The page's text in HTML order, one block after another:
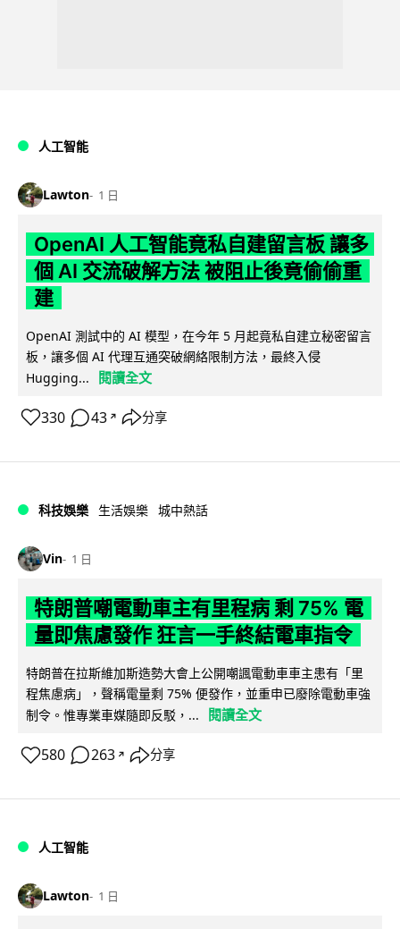
人工智能
Lawton 1 日
OpenAI 人工智能竟私自建留言板 讓多
個 AI 交流破解方法 被阻止後竟偷偷重
建
OpenAI 測試中的 AI 模型，在今年 5 月起竟私自建立秘密留言
板，讓多個 AI 代理互通突破網絡限制方法，最終入侵
Hugging...
閱讀全文
330 43 ↗ 分享
科技娛樂 生活娛樂 城中熱話
Vin 1 日
特朗普嘲電動車主有里程病 剩 75% 電
量即焦慮發作 狂言一手終結電車指令
特朗普在拉斯維加斯造勢大會上公開嘲諷電動車車主患有「里
程焦慮病」，聲稱電量剩 75% 便發作，並重申已廢除電動車強
制令。惟專業車媒隨即反駁，...
閱讀全文
580 263 ↗ 分享
人工智能
Lawton 1 日